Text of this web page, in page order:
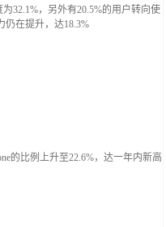
32.1%，另外有20.5%的用户转向使
仍在提升，达18.3%
的比例上升至22.6%，达一年内新高